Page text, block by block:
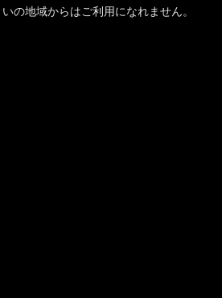
の地域からはご利用になれません。